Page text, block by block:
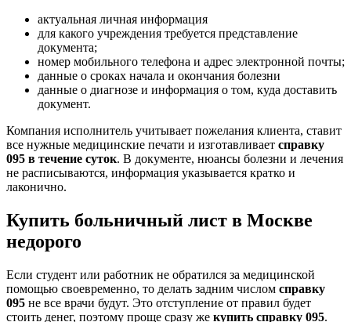
актуальная личная информация
для какого учреждения требуется представление
документа;
номер мобильного телефона и адрес электронной почты;
данные о сроках начала и окончания болезни
данные о диагнозе и информация о том, куда доставить
документ.
Компания исполнитель учитывает пожелания клиента, ставит
все нужные медицинские печати и изготавливает справку
095 в течение суток. В документе, нюансы болезни и лечения
не расписываются, информация указывается кратко и
лаконично.
Купить больничный лист в Москве
недорого
Если студент или работник не обратился за медицинской
помощью своевременно, то делать задним числом справку
095 не все врачи будут. Это отступление от правил будет
стоить денег, поэтому проще сразу же купить справку 095.